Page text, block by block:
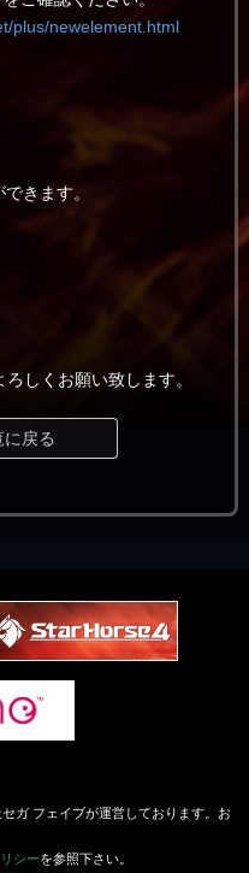
plus/newelement.html
きます。
しくお願い致します。
に戻る
ガ フェイブが運営しております。お
シーを参照下さい。